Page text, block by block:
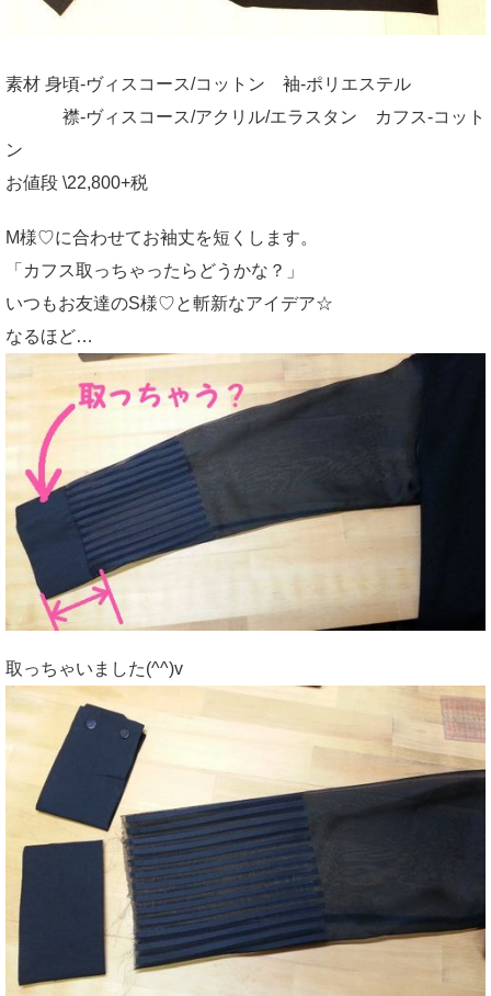
素材 身頃-ヴィスコース/コットン 袖-ポリエステル
襟-ヴィスコース/アクリル/エラスタン カフス-コット
ン
お値段 \22,800+税
M様♡に合わせてお袖丈を短くします。
「カフス取っちゃったらどうかな？」
いつもお友達のS様♡と斬新なアイデア☆
なるほど…
取っちゃいました(^^)v